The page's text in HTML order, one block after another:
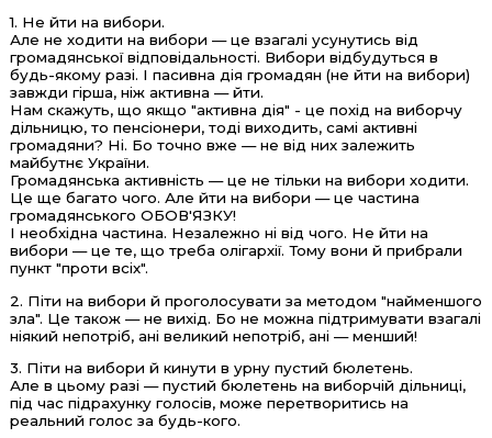
1. Не йти на вибори.
Але не ходити на вибори — це взагалі усунутись від
громадянської відповідальності. Вибори відбудуться в
будь-якому разі. І пасивна дія громадян (не йти на вибори)
завжди гірша, ніж активна — йти.
Нам скажуть, що якщо "активна дія" - це похід на виборчу
дільницю, то пенсіонери, тоді виходить, самі активні
громадяни? Ні. Бо точно вже — не від них залежить
майбутнє України.
Громадянська активність — це не тільки на вибори ходити.
Це ще багато чого. Але йти на вибори — це частина
громадянського ОБОВ'ЯЗКУ!
І необхідна частина. Незалежно ні від чого. Не йти на
вибори — це те, що треба олігархії. Тому вони й прибрали
пункт "проти всіх".
2. Піти на вибори й проголосувати за методом "найменшого
зла". Це також — не вихід. Бо не можна підтримувати взагалі
ніякий непотріб, ані великий непотріб, ані — менший!
3. Піти на вибори й кинути в урну пустий бюлетень.
Але в цьому разі — пустий бюлетень на виборчій дільниці,
під час підрахунку голосів, може перетворитись на
реальний голос за будь-кого.